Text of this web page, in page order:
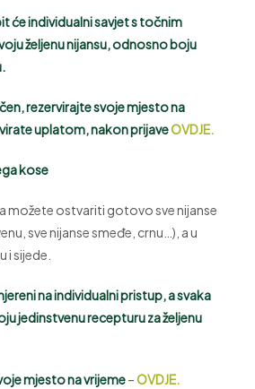
će individualni savjet s točnim
željenu nijansu, odnosno boju
rezervirajte svoje mjesto na
uplatom, nakon prijaveOVDJE.
kose
možete ostvariti gotovo sve nijanse
sve nijanse smeđe, crnu…), a u
sijede.
na individualni pristup, a svaka
jedinstvenu recepturu za željenu
mjesto na vrijeme–OVDJE.